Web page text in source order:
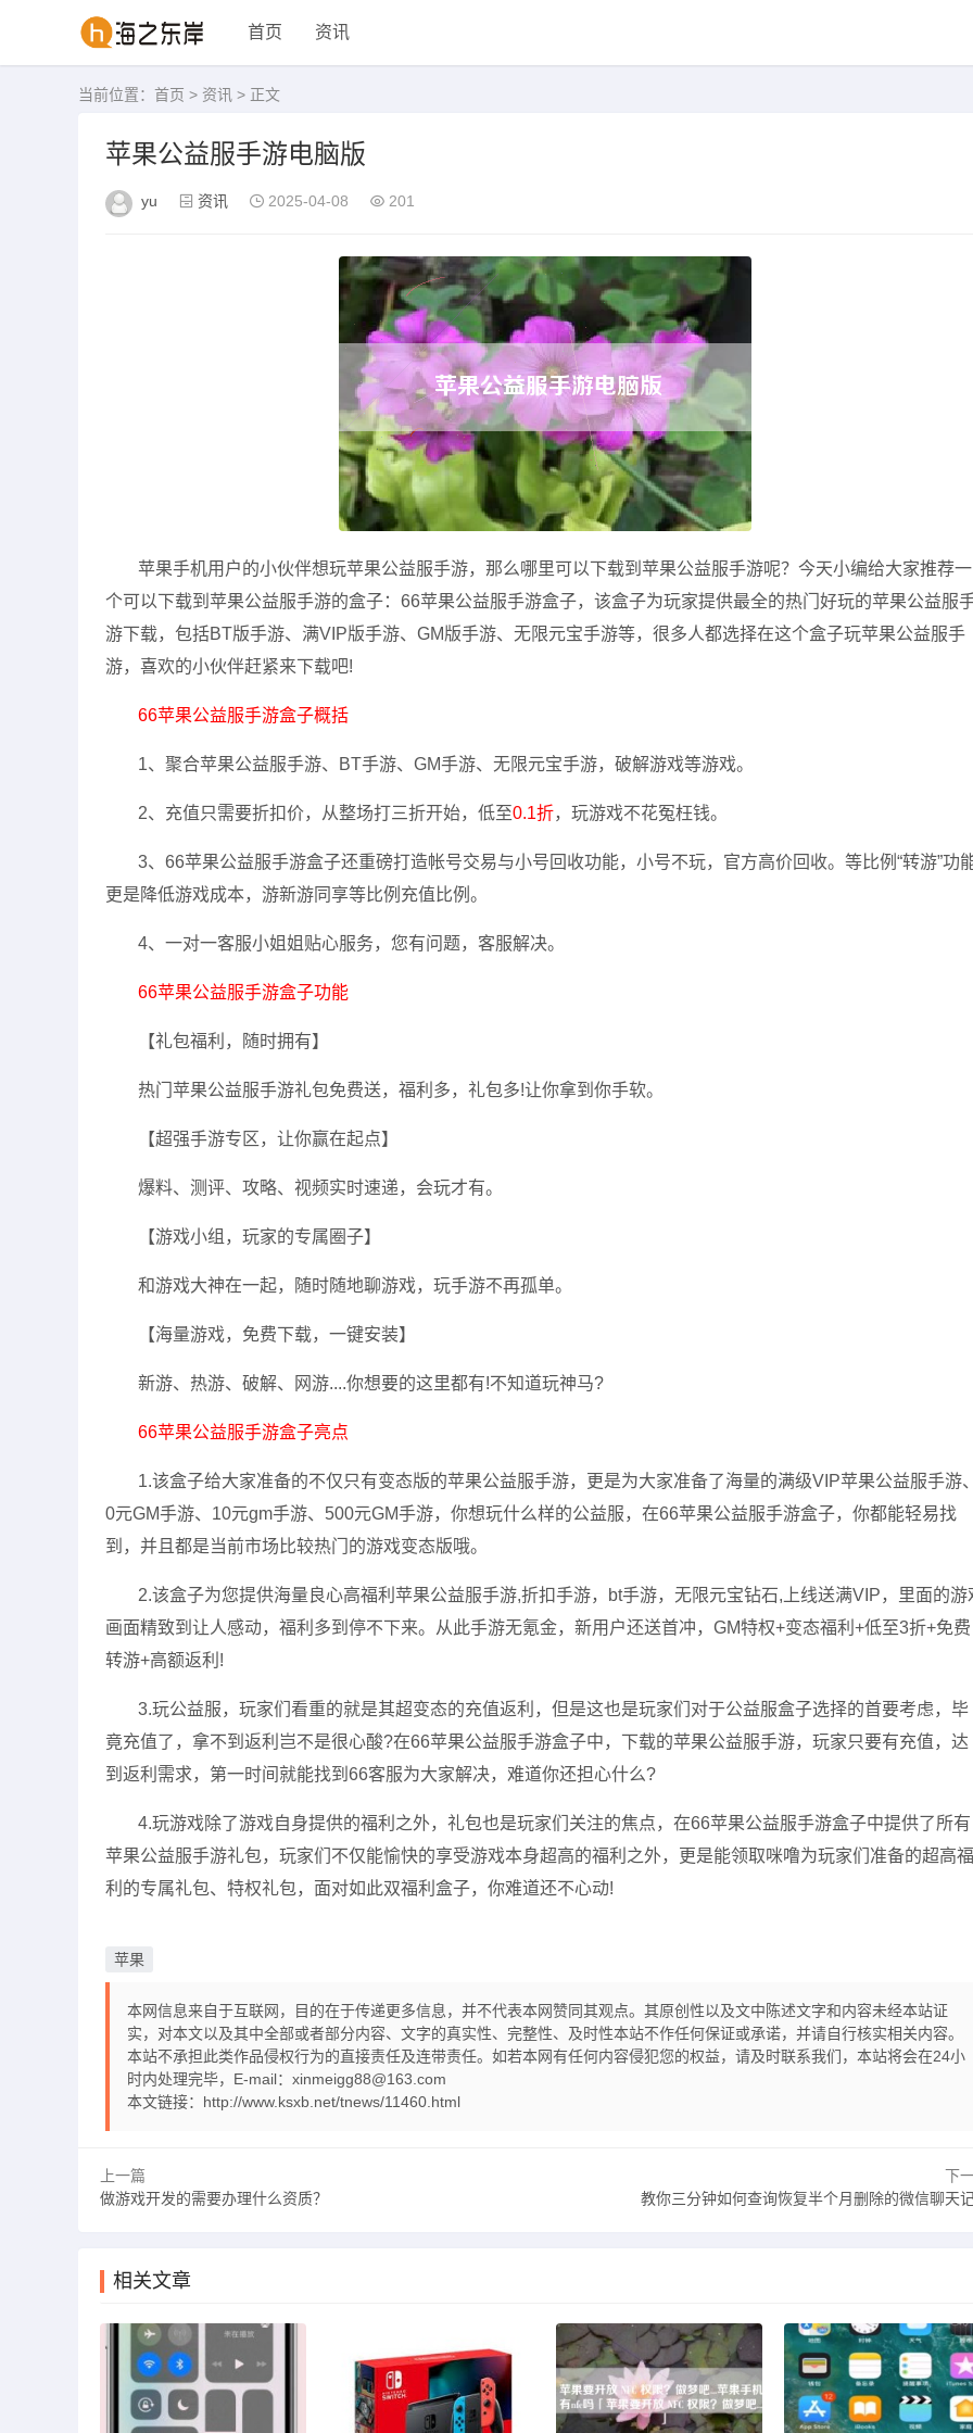
首页 资讯
当前位置： 首页 > 资讯 > 正文
苹果公益服手游电脑版
yu 资讯 2025-04-08 201
苹果手机用户的小伙伴想玩苹果公益服手游，那么哪里可以下载到苹果公益服手游呢？今天小编给大家推荐一
个可以下载到苹果公益服手游的盒子：66苹果公益服手游盒子，该盒子为玩家提供最全的热门好玩的苹果公益服
游下载，包括BT版手游、满VIP版手游、GM版手游、无限元宝手游等，很多人都选择在这个盒子玩苹果公益服手
游，喜欢的小伙伴赶紧来下载吧!
66苹果公益服手游盒子概括
1、聚合苹果公益服手游、BT手游、GM手游、无限元宝手游，破解游戏等游戏。
2、充值只需要折扣价，从整场打三折开始，低至0.1折，玩游戏不花冤枉钱。
3、66苹果公益服手游盒子还重磅打造帐号交易与小号回收功能，小号不玩，官方高价回收。等比例“转游”功
更是降低游戏成本，游新游同享等比例充值比例。
4、一对一客服小姐姐贴心服务，您有问题，客服解决。
66苹果公益服手游盒子功能
【礼包福利，随时拥有】
热门苹果公益服手游礼包免费送，福利多，礼包多!让你拿到你手软。
【超强手游专区，让你赢在起点】
爆料、测评、攻略、视频实时速递，会玩才有。
【游戏小组，玩家的专属圈子】
和游戏大神在一起，随时随地聊游戏，玩手游不再孤单。
【海量游戏，免费下载，一键安装】
新游、热游、破解、网游....你想要的这里都有!不知道玩神马?
66苹果公益服手游盒子亮点
1.该盒子给大家准备的不仅只有变态版的苹果公益服手游，更是为大家准备了海量的满级VIP苹果公益服手游、
0元GM手游、10元gm手游、500元GM手游，你想玩什么样的公益服，在66苹果公益服手游盒子，你都能轻易找
到，并且都是当前市场比较热门的游戏变态版哦。
2.该盒子为您提供海量良心高福利苹果公益服手游,折扣手游，bt手游，无限元宝钻石,上线送满VIP，里面的游
画面精致到让人感动，福利多到停不下来。从此手游无氪金，新用户还送首冲，GM特权+变态福利+低至3折+免费
转游+高额返利!
3.玩公益服，玩家们看重的就是其超变态的充值返利，但是这也是玩家们对于公益服盒子选择的首要考虑，毕
竟充值了，拿不到返利岂不是很心酸?在66苹果公益服手游盒子中，下载的苹果公益服手游，玩家只要有充值，达
到返利需求，第一时间就能找到66客服为大家解决，难道你还担心什么?
4.玩游戏除了游戏自身提供的福利之外，礼包也是玩家们关注的焦点，在66苹果公益服手游盒子中提供了所有
苹果公益服手游礼包，玩家们不仅能愉快的享受游戏本身超高的福利之外，更是能领取咪噜为玩家们准备的超高福
利的专属礼包、特权礼包，面对如此双福利盒子，你难道还不心动!
苹果
本网信息来自于互联网，目的在于传递更多信息，并不代表本网赞同其观点。其原创性以及文中陈述文字和内容未经本站证
实，对本文以及其中全部或者部分内容、文字的真实性、完整性、及时性本站不作任何保证或承诺，并请自行核实相关内容。
本站不承担此类作品侵权行为的直接责任及连带责任。如若本网有任何内容侵犯您的权益，请及时联系我们，本站将会在24小
时内处理完毕，E-mail：xinmeigg88@163.com
本文链接： http://www.ksxb.net/tnews/11460.html
上一篇
做游戏开发的需要办理什么资质？
下
教你三分钟如何查询恢复半个月删除的微信聊天
相关文章